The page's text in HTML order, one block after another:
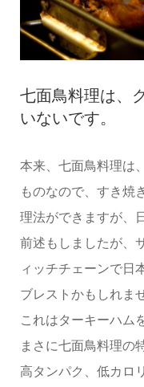
七面鳥料理は、
いないです。
本来、七面鳥料理は
ものなので、すき焼
理法ができますが、
前述もしましたが、
ィッチチェーンで日
ブレストかもしれま
これはターキーハム
まさに七面鳥料理の
高タンパク、低カロ